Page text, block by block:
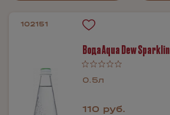
102151
Вода Aqua Dew
0.5л
110 руб.